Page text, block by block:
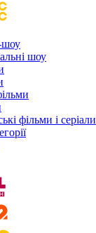
шоу
шоу
фільми і серіали